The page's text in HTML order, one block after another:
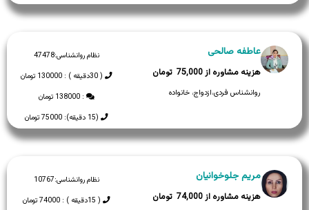
نظام روانشناسی:47478
( 30دقیقه ) : 130000 تومان
: 138000 تومان
(15 دقیقه): 75000 تومان
عاطفه صالحی
75,000
روانشناس فردی،ازدواج، خانواده
نظام روانشناسی:10767
( 15دقیقه ) : 74000 تومان
مریم جلوخوانیان
74,000